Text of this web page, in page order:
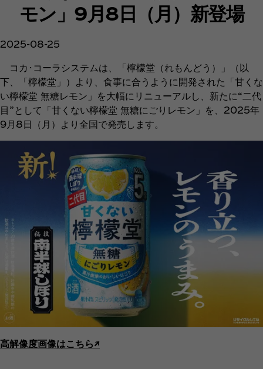
モン」9月8日（月）新登場
2025-08-25
コカ･コーラシステムは、「檸檬堂（れもんどう）」（以
下、「檸檬堂」）より、食事に合うように開発された「甘くな
い檸檬堂 無糖レモン」を大幅にリニューアルし、新たに“二代
目”として「甘くない檸檬堂 無糖にごりレモン」を、2025年
9月8日（月）より全国で発売します。
高解像度画像はこちら↗︎